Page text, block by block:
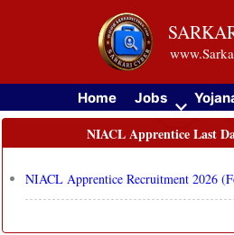
Home Jobs
NIACL Apprentice Last
NIACL Apprentice Recruitment 2026